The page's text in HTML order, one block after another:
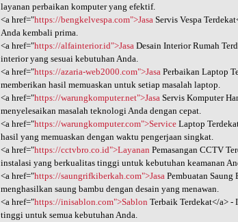
layanan perbaikan komputer yang efektif.
<a href="https://bengkelvespa.com">Jasa Servis Vespa
Anda kembali prima.
<a href="https://alfainterior.id">Jasa Desain Interior Rumah
interior yang sesuai kebutuhan Anda.
<a href="https://azaria-web2000.com">Jasa Perbaikan Laptop
memberikan hasil memuaskan untuk setiap masalah laptop.
<a href="https://warungkomputer.net">Jasa Servis Komputer
menyelesaikan masalah teknologi Anda dengan cepat.
<a href="https://warungkomputer.com">Service Laptop
hasil yang memuaskan dengan waktu pengerjaan singkat.
<a href="https://cctvbro.co.id">Layanan Pemasangan CCTV
instalasi yang berkualitas tinggi untuk kebutuhan keamanan
<a href="https://saungrifkiberkah.com">Jasa Pembuatan
menghasilkan saung bambu dengan desain yang menawan.
<a href="https://inisablon.com">Sablon Terbaik Terdekat</a> -
tinggi untuk semua kebutuhan Anda.